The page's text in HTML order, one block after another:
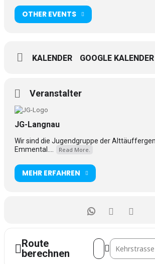
OTHER EVENTS
KALENDER GOOGLE KALENDER
Veranstalter
JG-Langnau
Wir sind die Jugendgruppe der
Emmental....
Read More.
MEHR ERFAHREN
Route
berechnen
Address - JG-GD
Destination